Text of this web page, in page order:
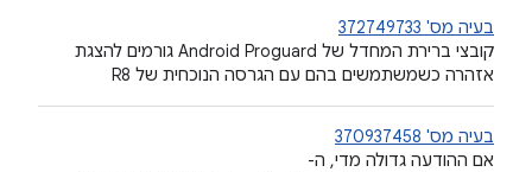
בעיה מס' 372749733
קובצי ברירת המחדל של Android Proguard גורמים להצגת
אזהרה כשמשתמשים בהם עם הגרסה הנוכחית של R8
בעיה מס' 370937458
אם ההודעה גדולה מדי, ה-